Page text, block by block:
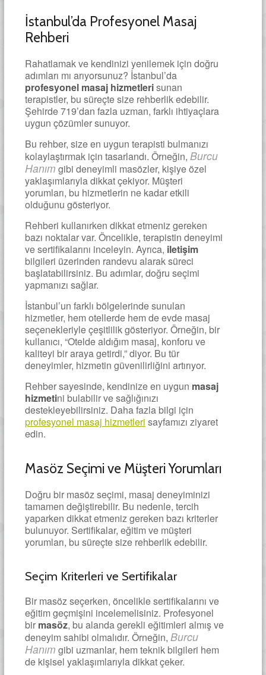
İstanbul’da Profesyonel Masaj
Rehberi
Rahatlamak ve kendinizi yenilemek için doğru
adımları mı arıyorsunuz? İstanbul’da
profesyonel masaj hizmetlerisunan
terapistler, bu süreçte size rehberlik edebilir.
Şehirde 719’dan fazla uzman, farklı ihtiyaçlara
uygun çözümler sunuyor.
Bu rehber, size en uygun terapisti bulmanızı
kolaylaştırmak için tasarlandı. Örneğin, Burcu
Hanım gibi deneyimli masözler, kişiye özel
yaklaşımlarıyla dikkat çekiyor. Müşteri
yorumları, bu hizmetlerin ne kadar etkili
olduğunu gösteriyor.
Rehberi kullanırken dikkat etmeniz gereken
bazı noktalar var. Öncelikle, terapistin deneyimi
ve sertifikalarını inceleyin. Ayrıca, iletişim
bilgileri üzerinden randevu alarak süreci
başlatabilirsiniz. Bu adımlar, doğru seçimi
yapmanızı sağlar.
İstanbul’un farklı bölgelerinde sunulan
hizmetler, hem otellerde hem de evde masaj
seçenekleriyle çeşitlilik gösteriyor. Örneğin, bir
kullanıcı, “Otelde aldığım masaj, konforu ve
kaliteyi bir araya getirdi,” diyor. Bu tür
deneyimler, hizmetin güvenilirliğini artırıyor.
Rehber sayesinde, kendinize en uygun masaj
hizmetini bulabilir ve sağlığınızı
destekleyebilirsiniz. Daha fazla bilgi için
profesyonel masaj hizmetleri sayfamızı ziyaret
edin.
Masöz Seçimi ve Müşteri Yorumları
Doğru bir masöz seçimi, masaj deneyiminizi
tamamen değiştirebilir. Bu nedenle, tercih
yaparken dikkat etmeniz gereken bazı kriterler
bulunuyor. Sertifikalar, eğitim ve müşteri
yorumları, bu süreçte size rehberlik edebilir.
Seçim Kriterleri ve Sertifikalar
Bir masöz seçerken, öncelikle sertifikalarını ve
eğitim geçmişini incelemelisiniz. Profesyonel
bir masöz, bu alanda gerekli eğitimleri almış ve
deneyim sahibi olmalıdır. Örneğin, Burcu
Hanım gibi uzmanlar, hem teknik bilgileri hem
de kişisel yaklaşımlarıyla dikkat çeker.